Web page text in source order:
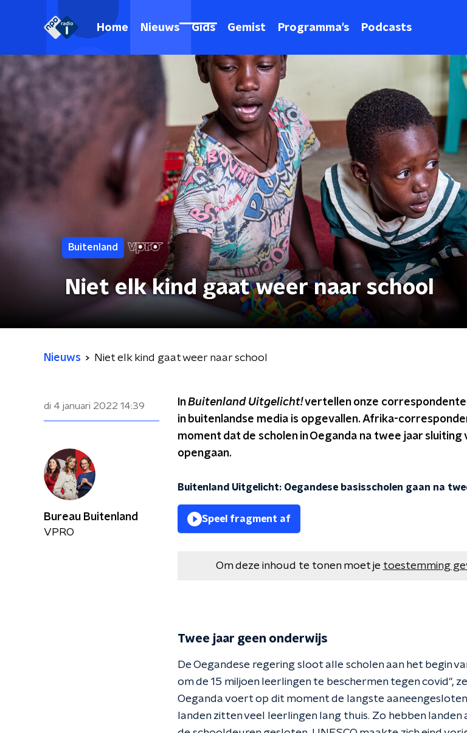
Home Nieuws Gids Gemist Programma's Podcasts
Buitenland
Niet elk kind gaat weer naar school
Nieuws Niet elk kind gaat weer naar school
di 4 januari 2022 14:39 InBuitenland Uitgelicht!vertellen onze
in buitenlandse media is opgevallen. Afrika-
moment dat de scholen in Oeganda na twee jaar
opengaan.
Buitenland Uitgelicht: Oegandese basisscholen gaan na
Speel fragment af
Om deze inhoud te tonen moet je toestemming
Twee jaar geen onderwijs
De Oegandese regering sloot alle scholen aan het begin
om de 15 miljoen leerlingen te beschermen tegen covid'',
Oeganda voert op dit moment de langste
landen zitten veel leerlingen lang thuis. Zo hebben landen
Bureau Buitenland
VPRO